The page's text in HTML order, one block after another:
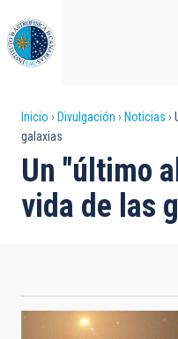
al
contenido
principal
Sobrescribir
enlaces
de
ayuda
navegación
Inicio Divulgación Noticias
galaxias
Un "último
vida de las